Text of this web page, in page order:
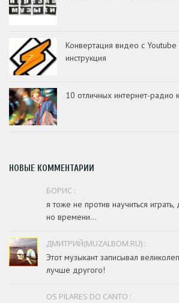
Конвертация видео с
инструкция
10 отличных интернет-радио
НОВЫЕ КОММЕНТАРИИ
БОРИС :
я тоже не против научиться
но времени...
ДМИТРИЙ(MUZALBOM.RU) :
Этот музыкант записывал
лучше другого!
OS PILARES DO CANTO :